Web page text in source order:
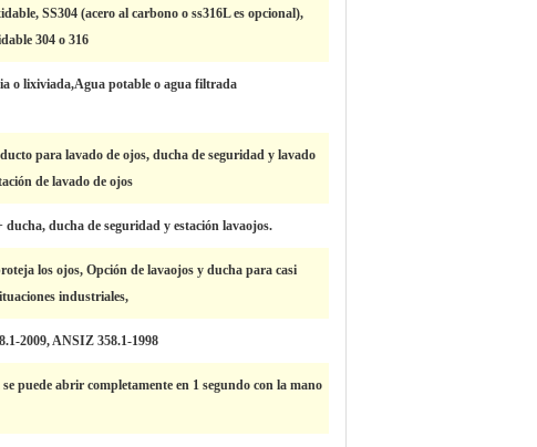
SS304 (acero al carbono o ss316L es opcional),
304 o 316
o lixiviada,Agua potable o agua filtrada
para lavado de ojos, ducha de seguridad y lavado
de lavado de ojos
ducha, ducha de seguridad y estación lavaojos.
los ojos, Opción de lavaojos y ducha para casi
industriales,
2009, ANSIZ 358.1-1998
puede abrir completamente en 1 segundo con la mano